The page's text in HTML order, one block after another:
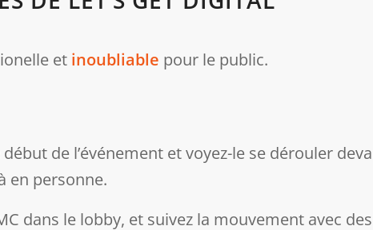
et inoubliable pour le public.
de l’événement et voyez-le se dérouler
en personne.
dans le lobby, et suivez la mouvement avec